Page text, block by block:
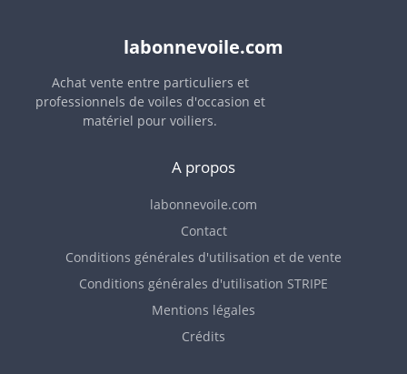
labonnevoile.com
Achat vente entre particuliers et
professionnels de voiles d'occasion et
matériel pour voiliers.
A propos
labonnevoile.com
Contact
Conditions générales d'utilisation et de vente
Conditions générales d'utilisation STRIPE
Mentions légales
Crédits